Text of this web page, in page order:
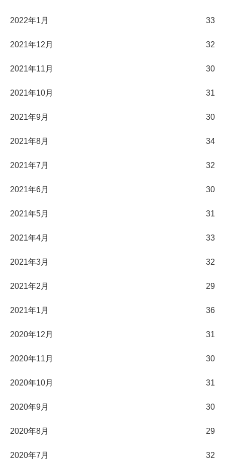
2022年1月 33
2021年12月 32
2021年11月 30
2021年10月 31
2021年9月 30
2021年8月 34
2021年7月 32
2021年6月 30
2021年5月 31
2021年4月 33
2021年3月 32
2021年2月 29
2021年1月 36
2020年12月 31
2020年11月 30
2020年10月 31
2020年9月 30
2020年8月 29
2020年7月 32